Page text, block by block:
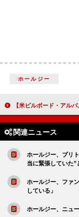
ホールジー
【米ビルボード・アルバム・チャート】テイラー・スウィフト『TTPD』通算15週目の首位、キャロル・キン
関連ニュース
ホールジー、ブリ
当に緊張していた”
ホールジー、ファ
している」
ホールジー、ニュ